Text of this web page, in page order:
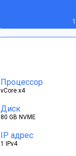
Процессор
vCore x4
Диск
80 GB NVME
IP адрес
1 IPv4